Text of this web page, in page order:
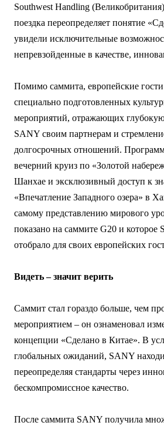
Southwest Handling
поездка переопределяет понятие
увидели исключительные
непревзойденные в качестве,
Помимо саммита, европейские
специально подготовленных
мероприятий, отражающих глубокую
SANY своим партнерам и
долгосрочных отношений.
вечерний круиз по «Золотой
Шанхае и эксклюзивный доступ к
«Впечатление Западного озера» в
самому представлению мирового
показано на саммите G20 и которое
отобрало для своих европейских
Видеть – значит верить
Саммит стал гораздо больше, чем
мероприятием – он ознаменовал
концепции «Сделано в Китае». В
глобальных ожиданий, SANY
переопределяя стандарты через
бескомпромиссное качество.
После саммита SANY получила